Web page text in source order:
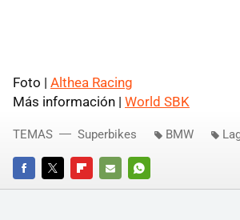
Foto | Althea Racing
Más información | World SBK
FACEBOOKTWITTERFLIPBOARD
E-
WHATSAPP
TEMAS Superbikes BMW